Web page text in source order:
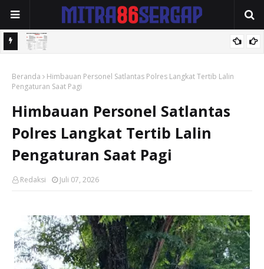
PENGAWAS 2025 — DUGAAN NEPOTISME MELULUHKAN ACEH
SELATAN
Beranda
Himbauan Personel Satlantas Polres Langkat Tertib Lalin
Pengaturan Saat Pagi
Himbauan Personel Satlantas
Polres Langkat Tertib Lalin
Pengaturan Saat Pagi
Redaksi Juli 07, 2026